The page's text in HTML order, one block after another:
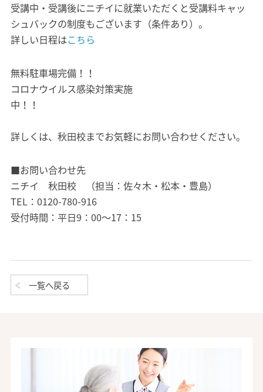
受講中・受講後にニチイに就業いただくと受講料キャッ
シュバックの制度もございます（条件あり）。
詳しい日程はこちら
無料駐車場完備！！
コロナウイルス感染対策実施
中！！
詳しくは、秋田校までお気軽にお問い合わせください。
■お問い合わせ先
ニチイ 秋田校 （担当：佐々木・松本・豊島）
TEL：0120-780-916
受付時間：平日9：00～17：15
一覧へ戻る